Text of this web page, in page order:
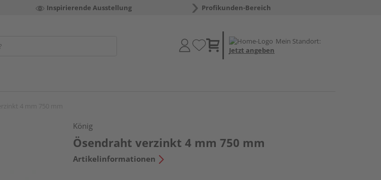
Inspirierende Ausstellung Profikunden-Bereich
Mein Standort:
Jetzt angeben
König
Ösendraht verzinkt 4 mm 750 mm
Artikelinformationen